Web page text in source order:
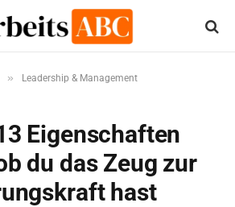
» Leadership & Management
Eigenschaften
du das Zeug zur
hast